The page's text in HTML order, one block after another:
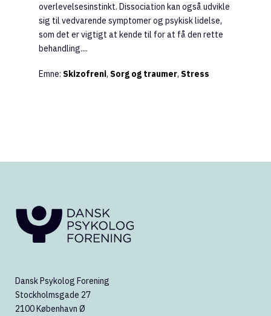
overlevelsesinstinkt. Dissociation kan også udvikle
sig til vedvarende symptomer og psykisk lidelse,
som det er vigtigt at kende til for at få den rette
behandling....
Emne: Skizofreni, Sorg og traumer, Stress
Dansk Psykolog Forening
Stockholmsgade 27
2100 København Ø